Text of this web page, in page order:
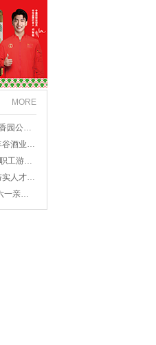
MORE
赓续红色血脉•坚守初心担当 清香园公司2026年八一建军节主题观影活动圆满举办
庆七一主题党日活动——走进丰谷酒业 汲取奋进力量
粽趣端午•乐满清香园丨2026年职工游园温情瞬间
中坝书院首期培训圆满落幕：夯实人才根基，赋能战略发展新篇章
童心相伴 乐享夏日——清香园六一亲子游园活动圆满成功